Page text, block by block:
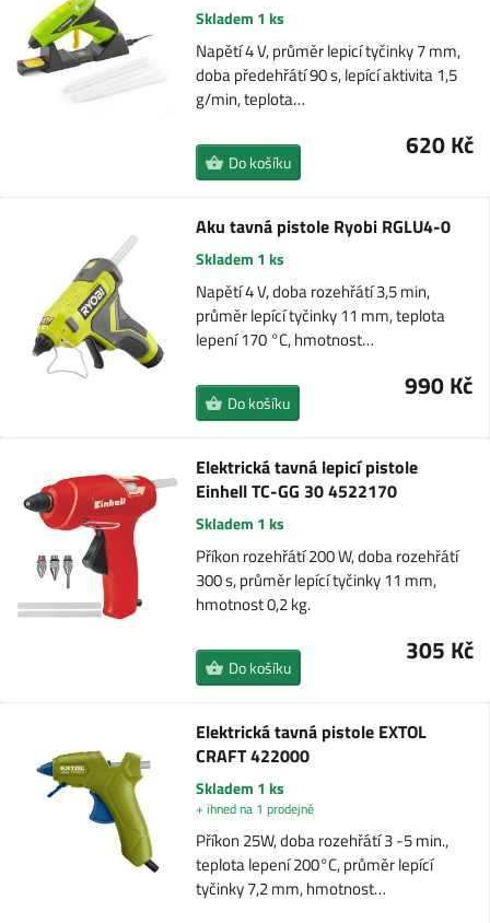
Skladem 1 ks
Napětí 4 V, průměr lepicí tyčinky 7 mm,
doba předehřátí 90 s, lepící aktivita 1,5
g/min, teplota…
620 Kč
Do košíku
Aku tavná pistole Ryobi RGLU4-0
Skladem 1 ks
Napětí 4 V, doba rozehřátí 3,5 min,
průměr lepící tyčinky 11 mm, teplota
lepení 170 °C, hmotnost…
990 Kč
Do košíku
Elektrická tavná lepicí pistole
Einhell TC-GG 30 4522170
Skladem 1 ks
Příkon rozehřátí 200 W, doba rozehřátí
300 s, průměr lepící tyčinky 11 mm,
hmotnost 0,2 kg.
305 Kč
Do košíku
Elektrická tavná pistole EXTOL
CRAFT 422000
Skladem 1 ks
+ ihned na 1 prodejně
Příkon 25W, doba rozehřátí 3 -5 min.,
teplota lepení 200°C, průměr lepící
tyčinky 7,2 mm, hmotnost…